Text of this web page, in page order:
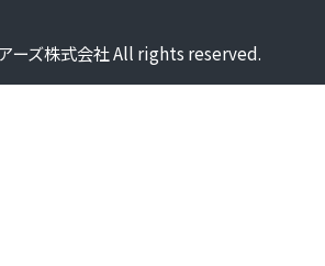
ーズ株式会社 All rights reserved.